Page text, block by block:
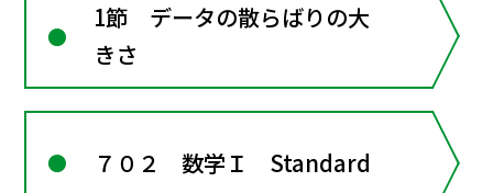
1節 データの散らばりの大
きさ
７０２ 数学Ｉ Standard